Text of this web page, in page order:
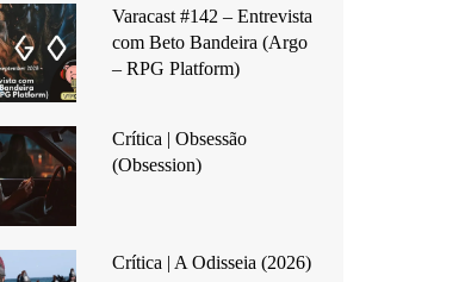
Varacast #142 – Entrevista
com Beto Bandeira (Argo
– RPG Platform)
Crítica | Obsessão
(Obsession)
Crítica | A Odisseia (2026)